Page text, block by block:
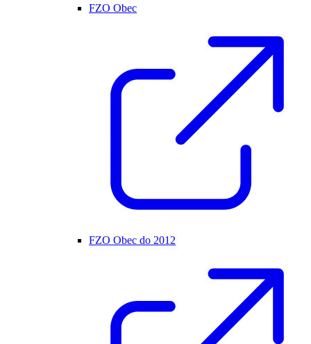
FZO Obec
FZO Obec do 2012